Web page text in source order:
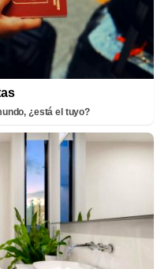
¿está el tuyo?